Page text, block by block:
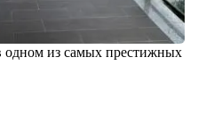
одном из самых престижных